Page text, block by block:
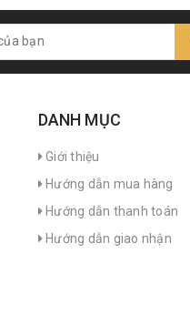
DANH MỤC
Giới thiệu
Hướng dẫn mua hàng
Hướng dẫn thanh toán
Hướng dẫn giao nhận